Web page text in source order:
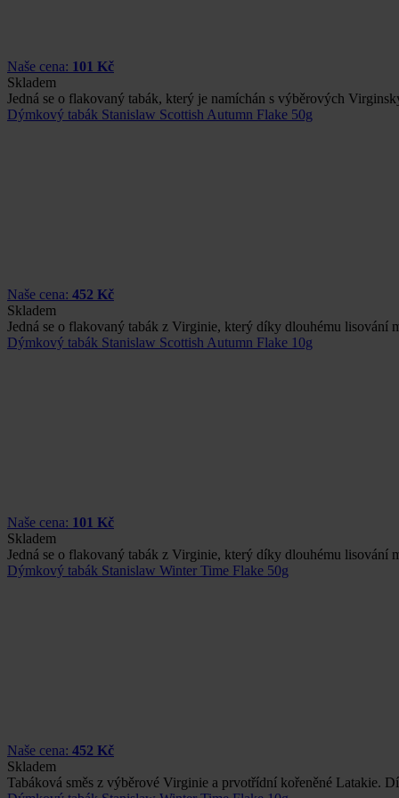
Naše cena: 101 Kč
Skladem
Jedná se o flakovaný tabák, který je namíchán s výběrových
Dýmkový tabák Stanislaw Scottish Autumn Flake 50g
Naše cena: 452 Kč
Skladem
Jedná se o flakovaný tabák z Virginie, který díky dlouhému lisování
Dýmkový tabák Stanislaw Scottish Autumn Flake 10g
Naše cena: 101 Kč
Skladem
Jedná se o flakovaný tabák z Virginie, který díky dlouhému lisování
Dýmkový tabák Stanislaw Winter Time Flake 50g
Naše cena: 452 Kč
Skladem
Tabáková směs z výběrové Virginie a prvotřídní kořeněné Latakie.